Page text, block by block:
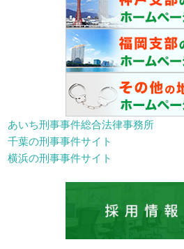
あいち刑事事件総合法律事務所
千葉の刑事事件サイト
横浜の刑事事件サイト